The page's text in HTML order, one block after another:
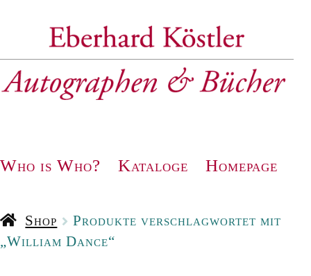
Navigation
Who is Who? Kataloge Homepage
Shop
Produkte verschlagwortet mit
„William Dance“